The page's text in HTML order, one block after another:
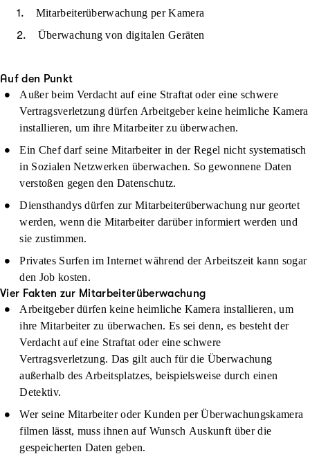
Mitarbeiterüberwachung per Kamera
Überwachung von digitalen Geräten
Auf den Punkt
Außer beim Verdacht auf eine Straftat oder eine schwere
Vertragsverletzung dürfen Arbeitgeber keine heimliche Kamera
installieren, um ihre Mitarbeiter zu überwachen.
Ein Chef darf seine Mitarbeiter in der Regel nicht systematisch
in Sozialen Netzwerken überwachen. So gewonnene Daten
verstoßen gegen den Datenschutz.
Diensthandys dürfen zur Mitarbeiterüberwachung nur geortet
werden, wenn die Mitarbeiter darüber informiert werden und
sie zustimmen.
Privates Surfen im Internet während der Arbeitszeit kann sogar
den Job kosten.
Vier Fakten zur Mitarbeiterüberwachung
Arbeitgeber dürfen keineheimliche Kamera installieren, um
ihre Mitarbeiter zu überwachen. Es sei denn, es besteht der
Verdacht auf eine Straftat oder eine schwere
Vertragsverletzung. Das gilt auch für die Überwachung
außerhalb des Arbeitsplatzes, beispielsweise durch einen
Detektiv.
Wer seine Mitarbeiter oder Kunden per Überwachungskamera
filmen lässt, muss ihnen auf Wunsch Auskunft über die
gespeicherten Daten geben.